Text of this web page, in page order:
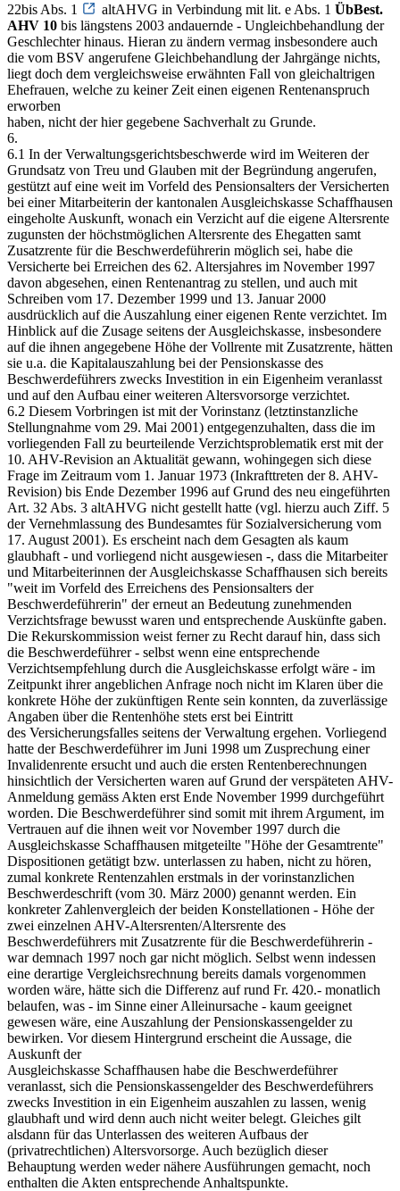
22bis Abs. 1
altAHVG in Verbindung mit lit. e Abs. 1 ÜbBest.
AHV 10 bis längstens 2003 andauernde - Ungleichbehandlung der
Geschlechter hinaus. Hieran zu ändern vermag insbesondere auch
die vom BSV angerufene Gleichbehandlung der Jahrgänge nichts,
liegt doch dem vergleichsweise erwähnten Fall von gleichaltrigen
Ehefrauen, welche zu keiner Zeit einen eigenen Rentenanspruch
erworben
haben, nicht der hier gegebene Sachverhalt zu Grunde.
6.
6.1 In der Verwaltungsgerichtsbeschwerde wird im Weiteren der
Grundsatz von Treu und Glauben mit der Begründung angerufen,
gestützt auf eine weit im Vorfeld des Pensionsalters der Versicherten
bei einer Mitarbeiterin der kantonalen Ausgleichskasse Schaffhausen
eingeholte Auskunft, wonach ein Verzicht auf die eigene Altersrente
zugunsten der höchstmöglichen Altersrente des Ehegatten samt
Zusatzrente für die Beschwerdeführerin möglich sei, habe die
Versicherte bei Erreichen des 62. Altersjahres im November 1997
davon abgesehen, einen Rentenantrag zu stellen, und auch mit
Schreiben vom 17. Dezember 1999 und 13. Januar 2000
ausdrücklich auf die Auszahlung einer eigenen Rente verzichtet. Im
Hinblick auf die Zusage seitens der Ausgleichskasse, insbesondere
auf die ihnen angegebene Höhe der Vollrente mit Zusatzrente, hätten
sie u.a. die Kapitalauszahlung bei der Pensionskasse des
Beschwerdeführers zwecks Investition in ein Eigenheim veranlasst
und auf den Aufbau einer weiteren Altersvorsorge verzichtet.
6.2 Diesem Vorbringen ist mit der Vorinstanz (letztinstanzliche
Stellungnahme vom 29. Mai 2001) entgegenzuhalten, dass die im
vorliegenden Fall zu beurteilende Verzichtsproblematik erst mit der
10. AHV-Revision an Aktualität gewann, wohingegen sich diese
Frage im Zeitraum vom 1. Januar 1973 (Inkrafttreten der 8. AHV-
Revision) bis Ende Dezember 1996 auf Grund des neu eingeführten
Art. 32 Abs. 3 altAHVG nicht gestellt hatte (vgl. hierzu auch Ziff. 5
der Vernehmlassung des Bundesamtes für Sozialversicherung vom
17. August 2001). Es erscheint nach dem Gesagten als kaum
glaubhaft - und vorliegend nicht ausgewiesen -, dass die Mitarbeiter
und Mitarbeiterinnen der Ausgleichskasse Schaffhausen sich bereits
"weit im Vorfeld des Erreichens des Pensionsalters der
Beschwerdeführerin" der erneut an Bedeutung zunehmenden
Verzichtsfrage bewusst waren und entsprechende Auskünfte gaben.
Die Rekurskommission weist ferner zu Recht darauf hin, dass sich
die Beschwerdeführer - selbst wenn eine entsprechende
Verzichtsempfehlung durch die Ausgleichskasse erfolgt wäre - im
Zeitpunkt ihrer angeblichen Anfrage noch nicht im Klaren über die
konkrete Höhe der zukünftigen Rente sein konnten, da zuverlässige
Angaben über die Rentenhöhe stets erst bei Eintritt
des Versicherungsfalles seitens der Verwaltung ergehen. Vorliegend
hatte der Beschwerdeführer im Juni 1998 um Zusprechung einer
Invalidenrente ersucht und auch die ersten Rentenberechnungen
hinsichtlich der Versicherten waren auf Grund der verspäteten AHV-
Anmeldung gemäss Akten erst Ende November 1999 durchgeführt
worden. Die Beschwerdeführer sind somit mit ihrem Argument, im
Vertrauen auf die ihnen weit vor November 1997 durch die
Ausgleichskasse Schaffhausen mitgeteilte "Höhe der Gesamtrente"
Dispositionen getätigt bzw. unterlassen zu haben, nicht zu hören,
zumal konkrete Rentenzahlen erstmals in der vorinstanzlichen
Beschwerdeschrift (vom 30. März 2000) genannt werden. Ein
konkreter Zahlenvergleich der beiden Konstellationen - Höhe der
zwei einzelnen AHV-Altersrenten/Altersrente des
Beschwerdeführers mit Zusatzrente für die Beschwerdeführerin -
war demnach 1997 noch gar nicht möglich. Selbst wenn indessen
eine derartige Vergleichsrechnung bereits damals vorgenommen
worden wäre, hätte sich die Differenz auf rund Fr. 420.- monatlich
belaufen, was - im Sinne einer Alleinursache - kaum geeignet
gewesen wäre, eine Auszahlung der Pensionskassengelder zu
bewirken. Vor diesem Hintergrund erscheint die Aussage, die
Auskunft der
Ausgleichskasse Schaffhausen habe die Beschwerdeführer
veranlasst, sich die Pensionskassengelder des Beschwerdeführers
zwecks Investition in ein Eigenheim auszahlen zu lassen, wenig
glaubhaft und wird denn auch nicht weiter belegt. Gleiches gilt
alsdann für das Unterlassen des weiteren Aufbaus der
(privatrechtlichen) Altersvorsorge. Auch bezüglich dieser
Behauptung werden weder nähere Ausführungen gemacht, noch
enthalten die Akten entsprechende Anhaltspunkte.